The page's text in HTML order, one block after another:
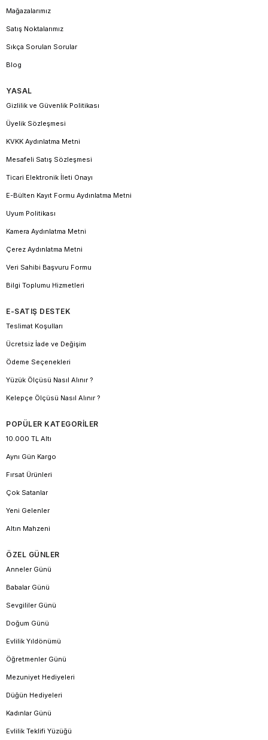
Mağazalarımız
Satış Noktalarımız
Sıkça Sorulan Sorular
Blog
YASAL
Gizlilik ve Güvenlik Politikası
Üyelik Sözleşmesi
KVKK Aydınlatma Metni
Mesafeli Satış Sözleşmesi
Ticari Elektronik İleti Onayı
E-Bülten Kayıt Formu Aydınlatma Metni
Uyum Politikası
Kamera Aydınlatma Metni
Çerez Aydınlatma Metni
Veri Sahibi Başvuru Formu
Bilgi Toplumu Hizmetleri
E-SATIŞ DESTEK
Teslimat Koşulları
Ücretsiz İade ve Değişim
Ödeme Seçenekleri
Yüzük Ölçüsü Nasıl Alınır ?
Kelepçe Ölçüsü Nasıl Alınır ?
POPÜLER KATEGORİLER
10.000 TL Altı
Aynı Gün Kargo
Fırsat Ürünleri
Çok Satanlar
Yeni Gelenler
Altın Mahzeni
ÖZEL GÜNLER
Anneler Günü
Babalar Günü
Sevgililer Günü
Doğum Günü
Evlilik Yıldönümü
Öğretmenler Günü
Mezuniyet Hediyeleri
Düğün Hediyeleri
Kadınlar Günü
Evlilik Teklifi Yüzüğü